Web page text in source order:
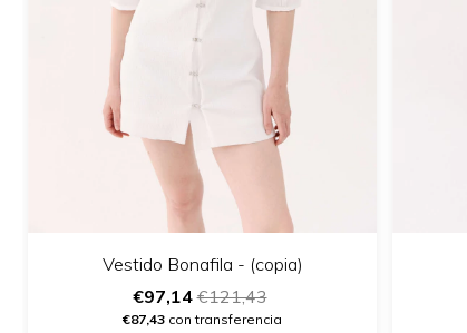
Vestido Bonafila - (copia)
€97,14€121,43
€87,43 con transferencia